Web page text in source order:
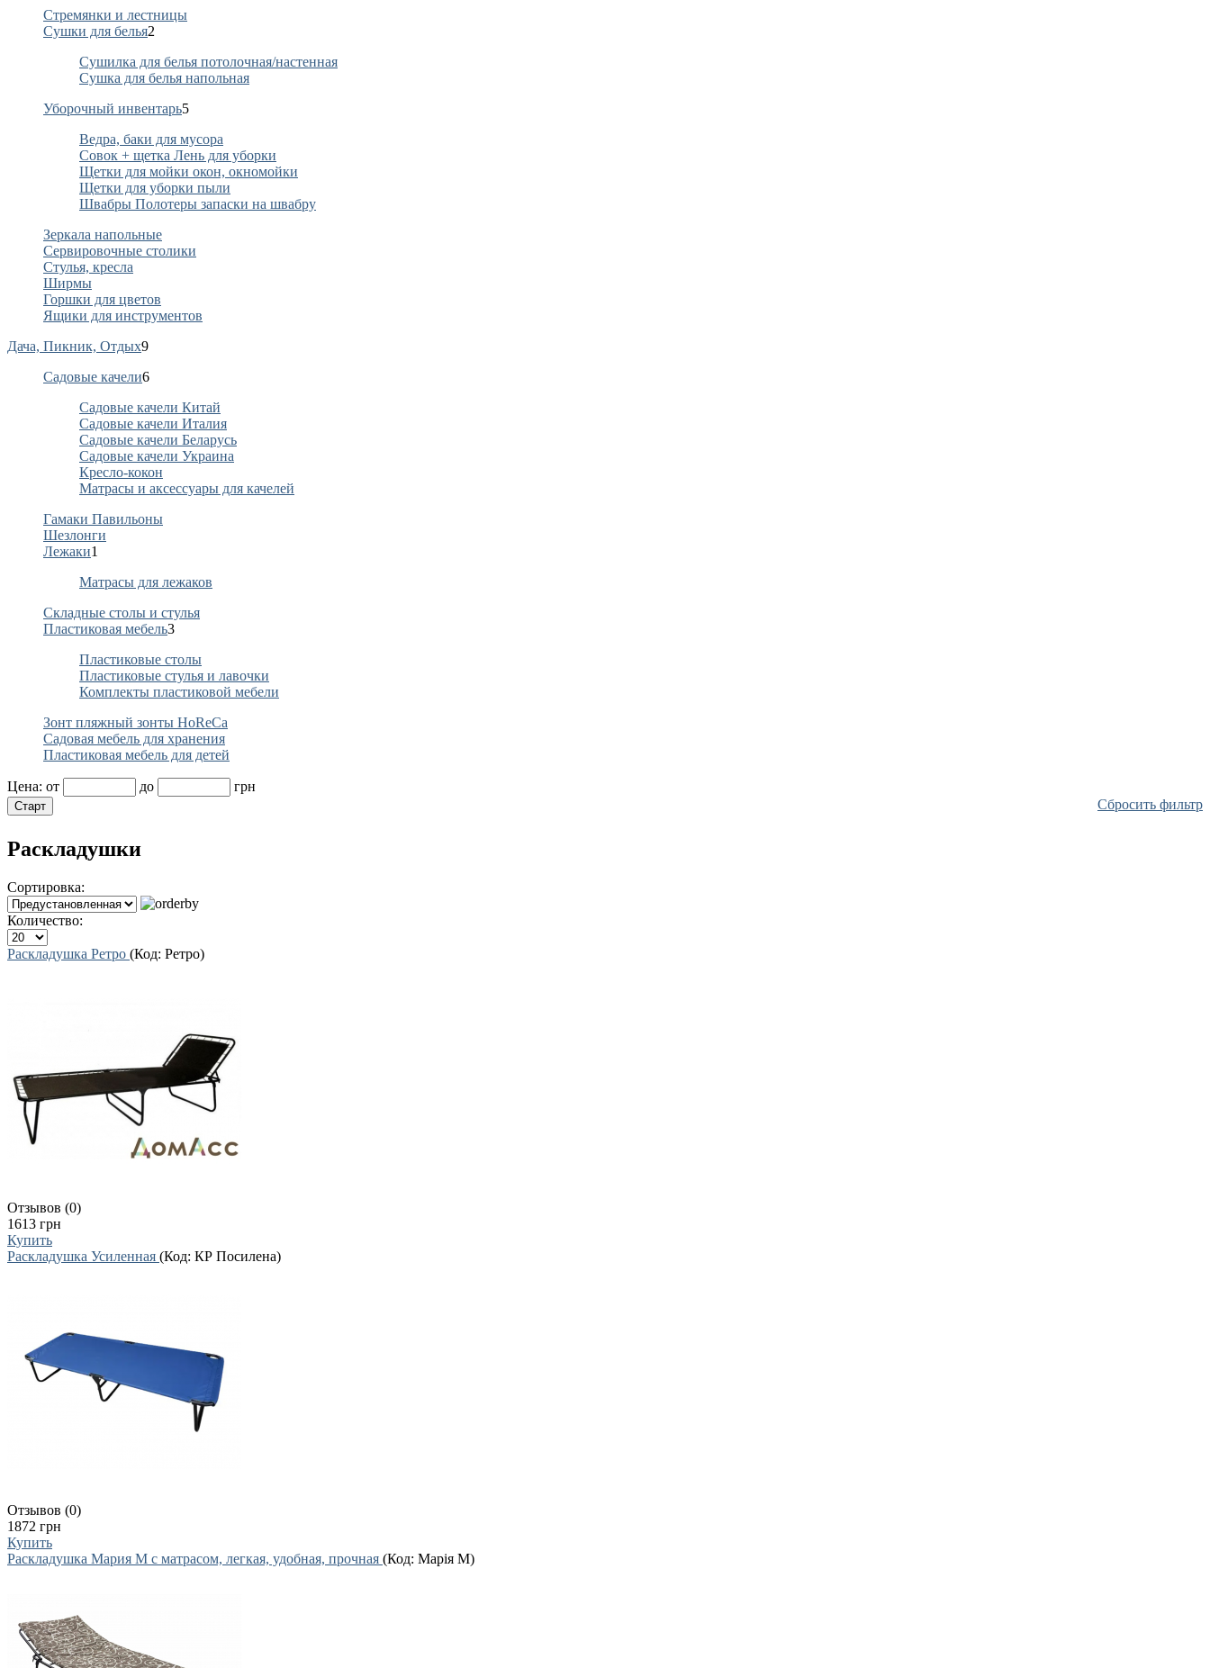
Стремянки и лестницы
Сушки для белья2
Сушилка для белья потолочная/настенная
Сушка для белья напольная
Уборочный инвентарь5
Ведра, баки для мусора
Совок + щетка Лень для уборки
Щетки для мойки окон, окномойки
Щетки для уборки пыли
Швабры Полотеры запаски на швабру
Зеркала напольные
Сервировочные столики
Стулья, кресла
Ширмы
Горшки для цветов
Ящики для инструментов
Дача, Пикник, Отдых9
Садовые качели6
Садовые качели Китай
Садовые качели Италия
Садовые качели Беларусь
Садовые качели Украина
Кресло-кокон
Матрасы и аксессуары для качелей
Гамаки Павильоны
Шезлонги
Лежаки1
Матрасы для лежаков
Складные столы и стулья
Пластиковая мебель3
Пластиковые столы
Пластиковые стулья и лавочки
Комплекты пластиковой мебели
Зонт пляжный зонты HoReCa
Садовая мебель для хранения
Пластиковая мебель для детей
Цена: от до
грн
Сбросить фильтр
Раскладушки
Сортировка:
Количество:
Раскладушка Ретро (Код: Ретро)
Отзывов (0)
1613 грн
Купить
Раскладушка Усиленная (Код: КР Посилена)
Отзывов (0)
1872 грн
Купить
Раскладушка Мария М с матрасом, легкая, удобная, прочная (Код: Марія М)